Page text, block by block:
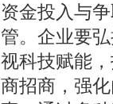
资金投入与
管。企业要
视科技赋能
商招商，强